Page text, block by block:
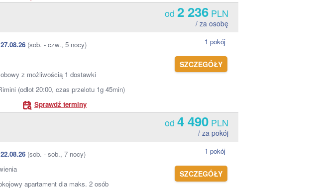
od 2 236 PLN
/ za osobę
(sob. - czw., 5 nocy)
z możliwością 1 dostawki
(odlot 20:00, czas przelotu 1g 45min)
Sprawdź terminy
1 pokój
SZCZEGÓŁY
od 4 490 PLN
/ za pokój
(sob. - sob., 7 nocy)
apartament dla maks. 2 osób
1 pokój
SZCZEGÓŁY